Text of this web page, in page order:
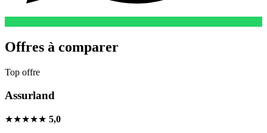
Offres à comparer
Top offre
Assurland
★★★★★ 5,0